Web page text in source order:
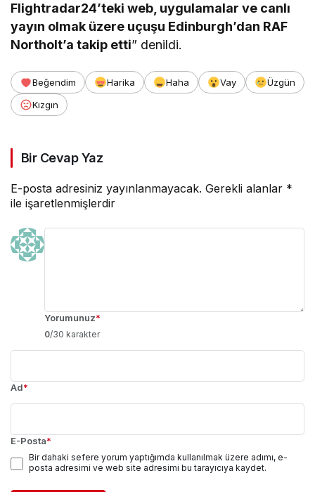
Flightradar24’teki web, uygulamalar ve canlı
yayın olmak üzere uçuşu Edinburgh’dan RAF
Northolt’a takip etti” denildi.
Beğendim Harika Haha Vay
Üzgün
Kızgın
Bir Cevap Yaz
E-posta adresiniz yayınlanmayacak. Gerekli alanlar *
ile işaretlenmişlerdir
Yorumunuz*
0/30 karakter
Ad*
E-Posta*
Bir dahaki sefere yorum yaptığımda kullanılmak üzere adımı, e-
posta adresimi ve web site adresimi bu tarayıcıya kaydet.